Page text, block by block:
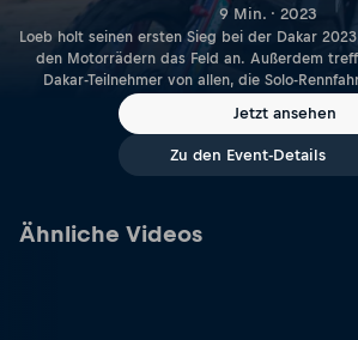
9 Min. · 2023
Loeb holt seinen ersten Sieg bei der Dakar
den Motorrädern das Feld an. Außerdem
Dakar-Teilnehmer von allen, die Solo-
Jetzt ansehen
Zu den Event-Details
Ähnliche Videos